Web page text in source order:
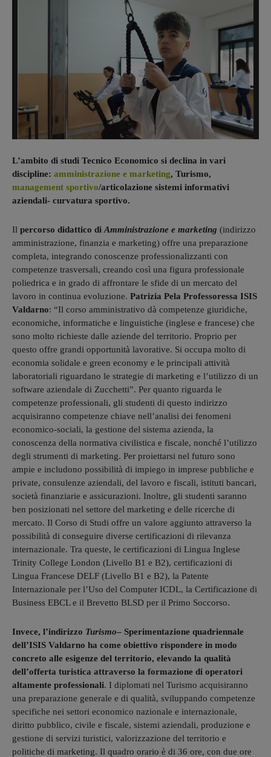
L’ambito di studi Tecnico Economico si declina in vari
discipline: amministrazione e marketing, Turismo,
management sportivo/articolazione sistemi informativi
aziendali- curvatura sportivo.
Il percorso didattico di Amministrazione e marketing (indirizzo
amministrazione, finanzia e marketing) offre una preparazione
completa, integrando conoscenze professionalizzanti con
competenze trasversali, creando così una figura professionale
poliedrica e in grado di affrontare le sfide di un mercato del
lavoro in continua evoluzione. Patrizia Pela Professoressa ISIS
Valdarno: “Il corso amministrativo dà competenze giuridiche,
economiche, informatiche e linguistiche (inglese e francese) che
sono molto richieste dalle aziende del territorio. Proprio per
questo offre grandi opportunità lavorative. Si occupa molto di
economia solidale e green economy e le principali attività
laboratoriali riguardano le strategie di marketing e l’utilizzo di un
software aziendale di Zucchetti”. Per quanto riguarda le
competenze professionali, gli studenti di questo indirizzo
acquisiranno competenze chiave nell’analisi dei fenomeni
economico-sociali, la gestione del sistema azienda, la
conoscenza della normativa civilistica e fiscale, nonché l’utilizzo
degli strumenti di marketing. Per proiettarsi nel futuro sono
ampie e includono possibilità di impiego in imprese pubbliche e
private, consulenze aziendali, del lavoro e fiscali, istituti bancari,
società finanziarie e assicurazioni. Inoltre, gli studenti saranno
ben posizionati nel settore del marketing e delle ricerche di
mercato. Il Corso di Studi offre un valore aggiunto attraverso la
possibilità di conseguire diverse certificazioni di rilevanza
internazionale. Tra queste, le certificazioni di Lingua Inglese
Trinity College London (Livello B1 e B2), certificazioni di
Lingua Francese DELF (Livello B1 e B2), la Patente
Internazionale per l’Uso del Computer ICDL, la Certificazione di
Business EBCL e il Brevetto BLSD per il Primo Soccorso.
Invece, l’indirizzo Turismo– Sperimentazione quadriennale
dell’ISIS Valdarno ha come obiettivo rispondere in modo
concreto alle esigenze del territorio, elevando la qualità
dell’offerta turistica attraverso la formazione di operatori
altamente professionali. I diplomati nel Turismo acquisiranno
una preparazione generale e di qualità, sviluppando competenze
specifiche nei settori economico nazionale e internazionale,
diritto pubblico, civile e fiscale, sistemi aziendali, produzione e
gestione di servizi turistici, valorizzazione del territorio e
politiche di marketing. Il quadro orario è di 36 ore, con due ore